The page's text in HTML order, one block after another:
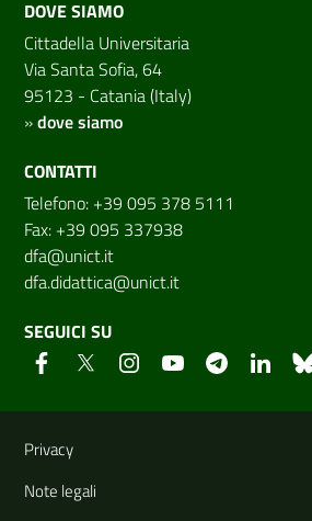
DOVE SIAMO
Cittadella Universitaria
Via Santa Sofia, 64
95123 - Catania (Italy)
»dove siamo
CONTATTI
Telefono: +39 095 378 5111
Fax: +39 095 337938
dfa@unict.it
dfa.didattica@unict.it
SEGUICI SU
Link e informazioni utili
Privacy
Note legali